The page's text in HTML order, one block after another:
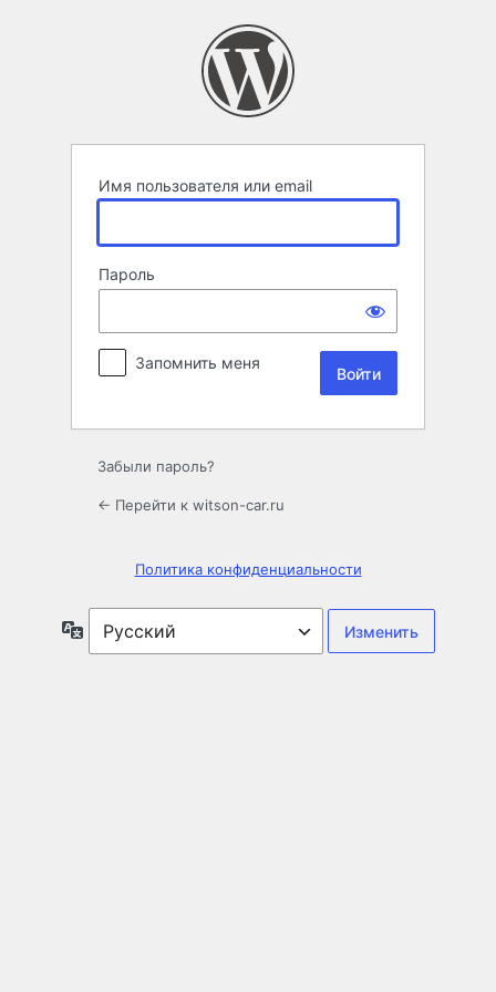
Имя пользователя или email
Пароль
Запомнить меня
Забыли пароль?
← Перейти к witson-car.ru
Политика конфиденциальности
Язык